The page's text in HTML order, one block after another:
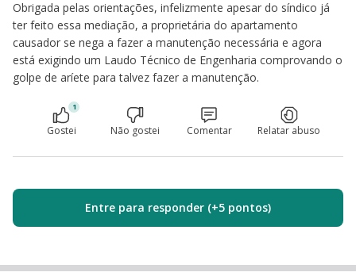
Obrigada pelas orientações, infelizmente apesar do síndico já
ter feito essa mediação, a proprietária do apartamento
causador se nega a fazer a manutenção necessária e agora
está exigindo um Laudo Técnico de Engenharia comprovando o
golpe de aríete para talvez fazer a manutenção.
1
Gostei Não gostei Comentar Relatar abuso
Entre para responder (+5 pontos)